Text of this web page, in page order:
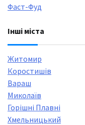
Фаст-Фуд
Інші міста
Житомир
Коростишів
Вараш
Миколаїв
Горішні Плавні
Хмельницький